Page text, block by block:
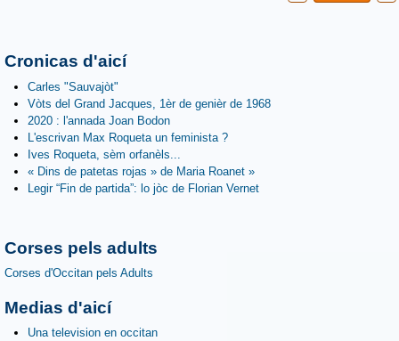
Cronicas d'aicí
Carles "Sauvajòt"
Vòts del Grand Jacques, 1èr de genièr de 1968
2020 : l'annada Joan Bodon
L'escrivan Max Roqueta un feminista ?
Ives Roqueta, sèm orfanèls...
« Dins de patetas rojas » de Maria Roanet »
Legir “Fin de partida”: lo jòc de Florian Vernet
Corses pels adults
Corses d'Occitan pels Adults
Medias d'aicí
Una television en occitan